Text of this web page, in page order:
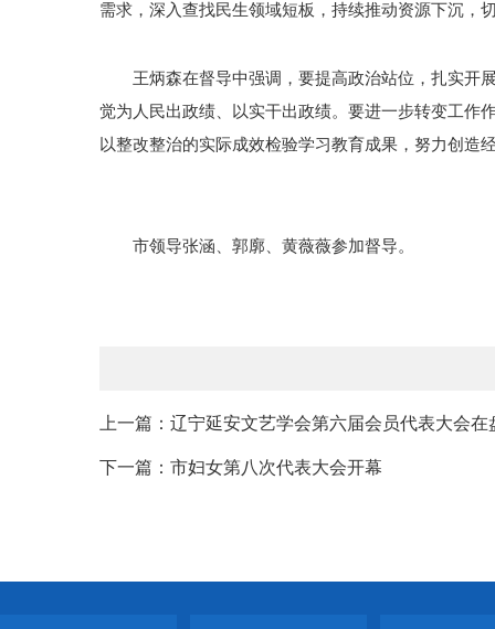
需求，深入查找民生领域短板，持续推动资源下沉，
王炳森在督导中强调，要提高政治站位，扎实开
觉为人民出政绩、以实干出政绩。要进一步转变工作
以整改整治的实际成效检验学习教育成果，努力创造
市领导张涵、郭廓、黄薇薇参加督导。
上一篇：辽宁延安文艺学会第六届会员代表大会在
下一篇：市妇女第八次代表大会开幕